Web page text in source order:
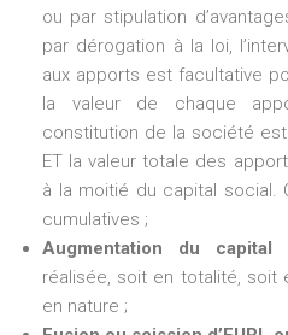
ou par stipulation
par dérogation à la loi,
aux apports est facultative
la valeur de chaque
constitution de la société
ET la valeur totale des
à la moitié du capital social.
cumulatives ;
Augmentation du capital
réalisée, soit en totalité, soit
en nature ;